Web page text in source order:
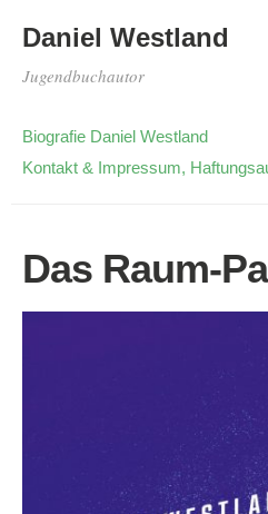
Daniel Westland
Jugendbuchautor
Biografie Daniel Westland
Kontakt & Impressum,
Das Raum-